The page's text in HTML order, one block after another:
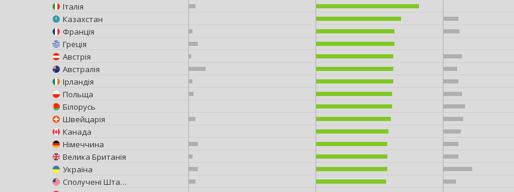
Італія
Казахстан
Франція
Греція
Австрія
Австралія
Ірландія
Польща
Білорусь
Швейцарія
Канада
Німеччина
Велика Британія
Україна
Сполучені Штати Америки